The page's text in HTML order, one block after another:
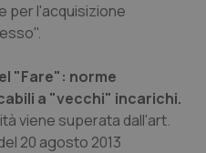
per l'acquisizione
".
"Fare": norme
a "vecchi" incarichi.
viene superata dall'art.
20 agosto 2013